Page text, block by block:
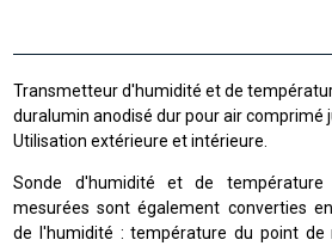
Transmetteur d'humidité et de
duralumin anodisé dur pour air comprimé
Utilisation extérieure et intérieure.
Sonde d'humidité et de
mesurées sont également converties
de l'humidité : température du point de